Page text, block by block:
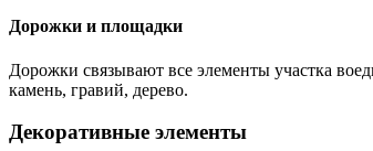
Дорожки и площадки
Дорожки связывают все элементы участка
камень, гравий, дерево.
Декоративные элементы